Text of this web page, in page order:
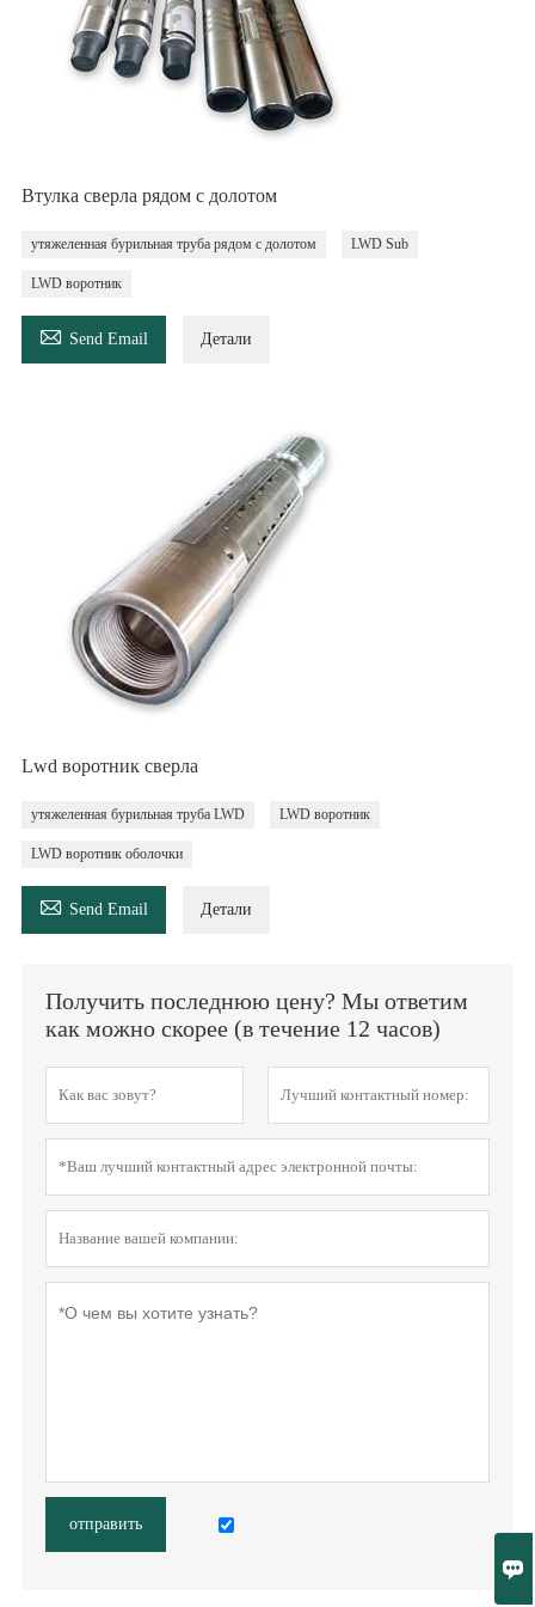

Втулка сверла рядом с долотом
утяжеленная бурильная труба рядом с долотом LWD Sub
LWD воротник
 Send Email Детали
Lwd воротник сверла
утяжеленная бурильная труба LWD LWD воротник
LWD воротник оболочки
 Send Email Детали
Получить последнюю цену? Мы ответим
как можно скорее (в течение 12 часов)
отправить